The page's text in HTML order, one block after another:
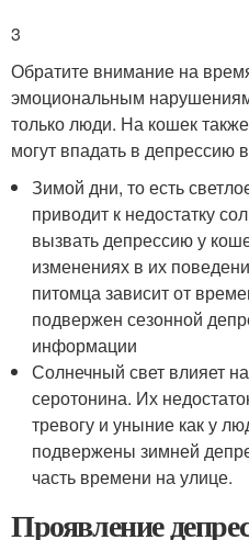
3
Обратите внимание на
эмоциональным
только люди. На кошек
могут впадать в депрессию
Зимой дни, то есть
приводит к недостатку
вызвать депрессию у
изменениях в их
питомца зависит от
подвержен сезонной
информации
Солнечный свет влияет
серотонина. Их
тревогу и уныние как у
подвержены зимней
часть времени на улице.
Проявление